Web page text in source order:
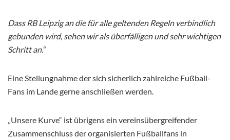
Dass RB Leipzig an die für alle geltenden Regeln verbindlich
gebunden wird, sehen wir als überfälligen und sehr wichtigen
Schritt an.“
Eine Stellungnahme der sich sicherlich zahlreiche Fußball-
Fans im Lande gerne anschließen werden.
„Unsere Kurve“ ist übrigens ein vereinsübergreifender
Zusammenschluss der organisierten Fußballfans in